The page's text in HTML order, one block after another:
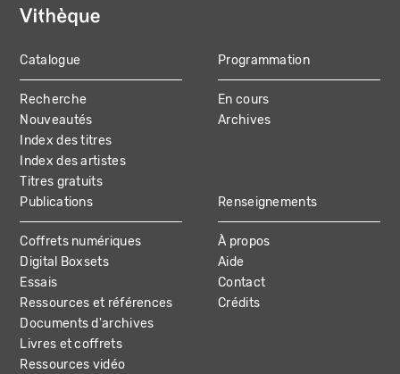
MAIN
NAVIGATION
Catalogue
Recherche
Nouveautés
Index des titres
Index des artistes
Titres gratuits
Programmation
En cours
Archives
Publications
Coffrets numériques
Digital Boxsets
Essais
Ressources et références
Documents d'archives
Livres et coffrets
Ressources vidéo
Renseignements
À propos
Aide
Contact
Crédits